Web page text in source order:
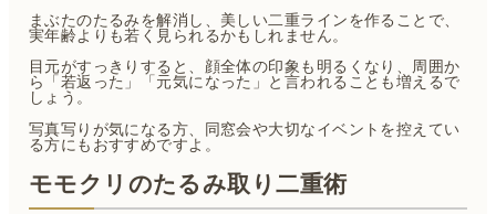
まぶたのたるみを解消し、美しい二重ラインを作ることで、
実年齢よりも若く見られるかもしれません。
目元がすっきりすると、顔全体の印象も明るくなり、周囲か
ら「若返った」「元気になった」と言われることも増えるで
しょう。
写真写りが気になる方、同窓会や大切なイベントを控えてい
る方にもおすすめですよ。
モモクリのたるみ取り二重術